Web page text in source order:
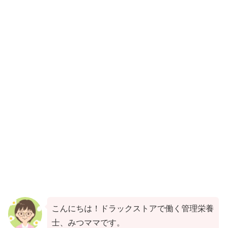
こんにちは！ドラックストアで働く管理栄養
士、みつママです。